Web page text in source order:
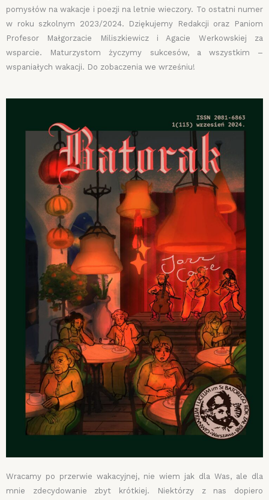
pomysłów na wakacje i poezji na letnie wieczory. To ostatni numer
w roku szkolnym 2023/2024. Dziękujemy Redakcji oraz Paniom
Profesor Małgorzacie Miliszkiewicz i Agacie Werkowskiej za
wsparcie. Maturzystom życzymy sukcesów, a wszystkim –
wspaniałych wakacji. Do zobaczenia we wrześniu!
Wracamy po przerwie wakacyjnej, nie wiem jak dla Was, ale dla
mnie zdecydowanie zbyt krótkiej. Niektórzy z nas dopiero